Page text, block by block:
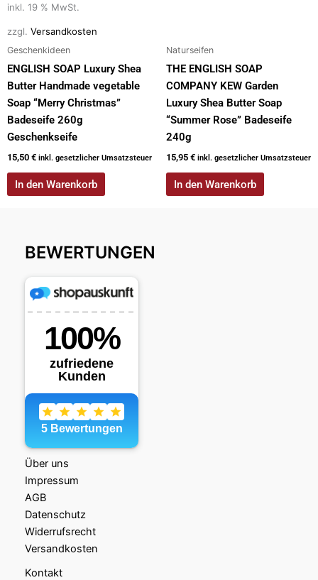
inkl. 19 % MwSt.
zzgl. Versandkosten
Geschenkideen
ENGLISH SOAP Luxury Shea
Butter Handmade vegetable
Soap “Merry Christmas”
Badeseife 260g
Geschenkseife
15,50 € inkl. gesetzlicher Umsatzsteuer
In den Warenkorb
Naturseifen
THE ENGLISH SOAP
COMPANY KEW Garden
Luxury Shea Butter Soap
“Summer Rose” Badeseife
240g
15,95 € inkl. gesetzlicher Umsatzsteuer
In den Warenkorb
BEWERTUNGEN
Über uns
Impressum
AGB
Datenschutz
Widerrufsrecht
Versandkosten
Kontakt